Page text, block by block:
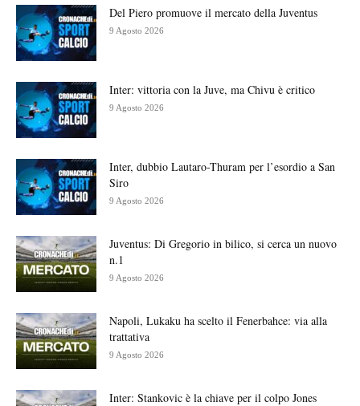
Del Piero promuove il mercato della Juventus
9 Agosto 2026
Inter: vittoria con la Juve, ma Chivu è critico
9 Agosto 2026
Inter, dubbio Lautaro-Thuram per l’esordio a San
Siro
9 Agosto 2026
Juventus: Di Gregorio in bilico, si cerca un nuovo
n.1
9 Agosto 2026
Napoli, Lukaku ha scelto il Fenerbahce: via alla
trattativa
9 Agosto 2026
Inter: Stankovic è la chiave per il colpo Jones